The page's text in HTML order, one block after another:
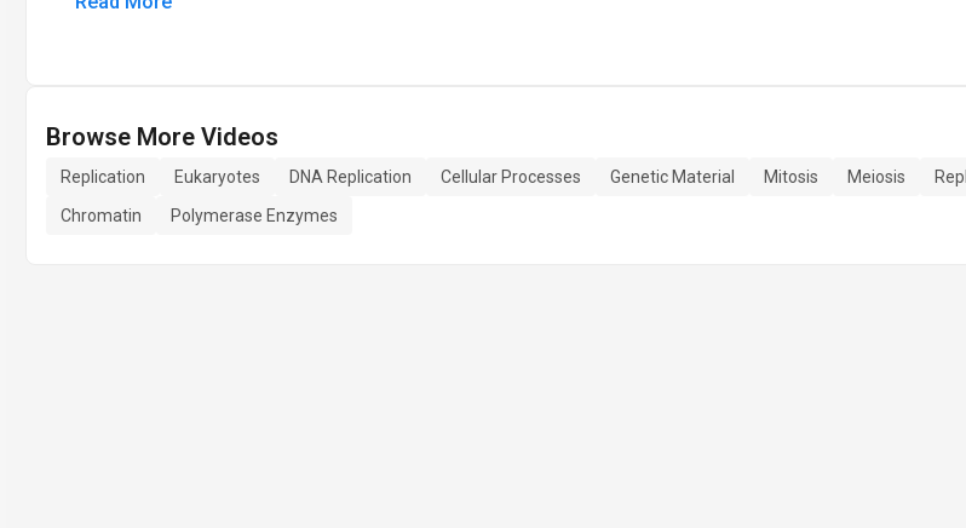
Browse More Videos
Replication Eukaryotes DNA Replication Cellular Processes Genetic Material Mitosis Meiosis
Chromatin
Polymerase Enzymes